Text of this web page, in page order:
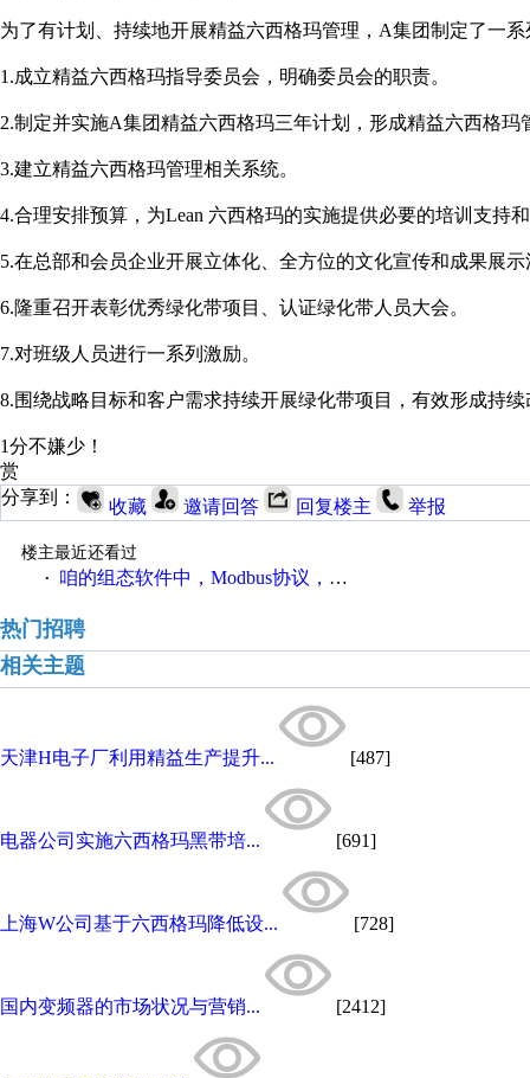
为了有计划、持续地开展精益六西格玛管理，A集团制定了一
1.成立精益六西格玛指导委员会，明确委员会的职责。
2.制定并实施A集团精益六西格玛三年计划，形成精益六西格玛
3.建立精益六西格玛管理相关系统。
4.合理安排预算，为Lean 六西格玛的实施提供必要的培训支持
5.在总部和会员企业开展立体化、全方位的文化宣传和成果展
6.隆重召开表彰优秀绿化带项目、认证绿化带人员大会。
7.对班级人员进行一系列激励。
8.围绕战略目标和客户需求持续开展绿化带项目，有效形成持
1分不嫌少！
赏
分享到：
收藏 邀请回答 回复楼主 举报
楼主最近还看过
·
咱的组态软件中，Modbus协议，如何寻址字变量中某一位
热门招聘
相关主题
天津H电子厂利用精益生产提升... [487]
电器公司实施六西格玛黑带培... [691]
上海W公司基于六西格玛降低设... [728]
国内变频器的市场状况与营销... [2412]